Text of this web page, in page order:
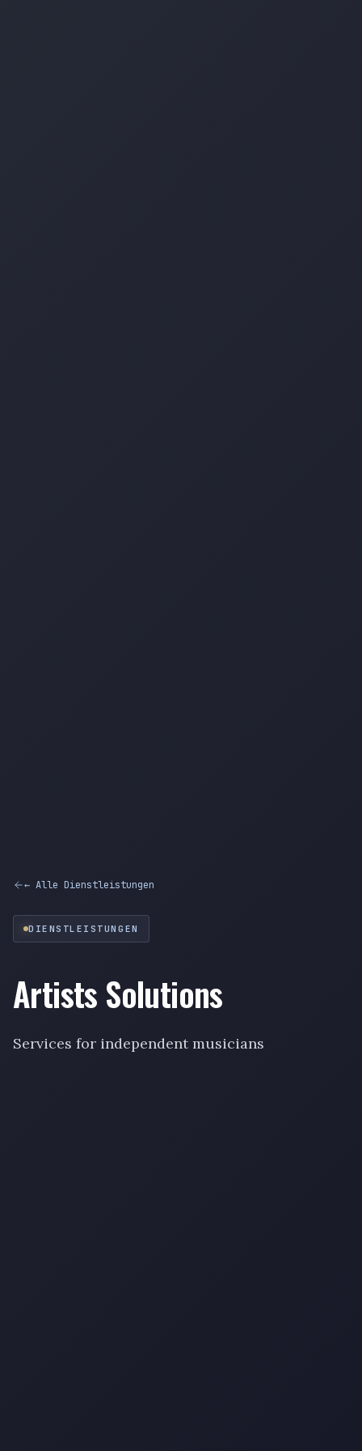
← Alle Dienstleistungen
DIENSTLEISTUNGEN
Artists Solutions
Services for independent musicians